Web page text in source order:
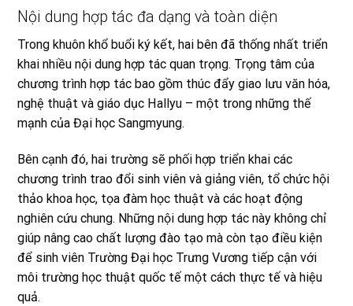
Nội dung hợp tác đa dạng và toàn diện
Trong khuôn khổ buổi ký kết, hai bên đã thống nhất triển
khai nhiều nội dung hợp tác quan trọng. Trọng tâm của
chương trình hợp tác bao gồm thúc đẩy giao lưu văn hóa,
nghệ thuật và giáo dục Hallyu – một trong những thế
mạnh của Đại học Sangmyung.
Bên cạnh đó, hai trường sẽ phối hợp triển khai các
chương trình trao đổi sinh viên và giảng viên, tổ chức hội
thảo khoa học, tọa đàm học thuật và các hoạt động
nghiên cứu chung. Những nội dung hợp tác này không chỉ
giúp nâng cao chất lượng đào tạo mà còn tạo điều kiện
để sinh viên Trường Đại học Trưng Vương tiếp cận với
môi trường học thuật quốc tế một cách thực tế và hiệu
quả.